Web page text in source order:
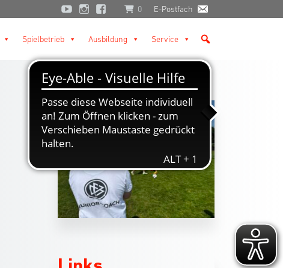
0 E-Postfach
Spielbetrieb Ausbildung Service